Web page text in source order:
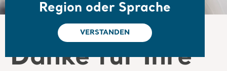
Region oder Sprache
VERSTANDEN
Danke für Ihre